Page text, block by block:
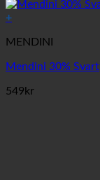
+
MENDINI
Mendini 30% Svart
549kr